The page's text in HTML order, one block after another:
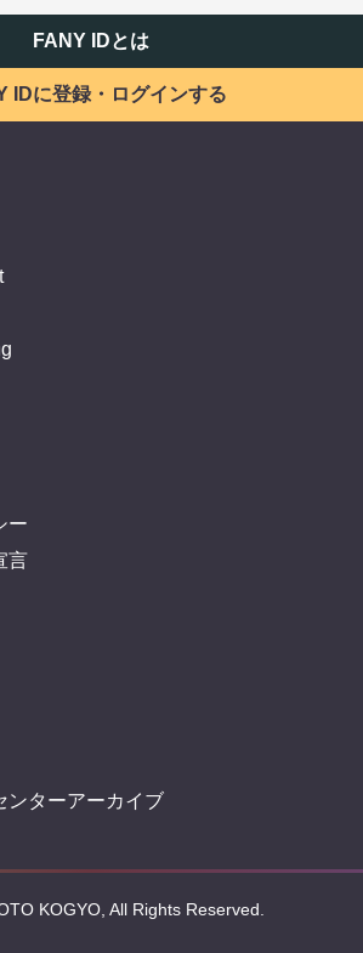
FANY IDとは
IDに登録・ログインする
ー
言
ンターアーカイブ
KOGYO, All Rights Reserved.